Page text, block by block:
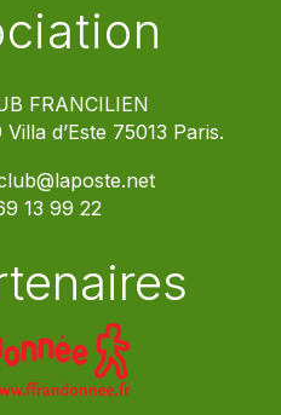
FRANCILIEN
d’Este 75013 Paris.
13 99 22